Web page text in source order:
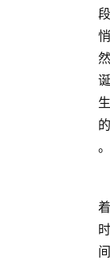
段
悄
然
诞
生
的
。
着
时
间